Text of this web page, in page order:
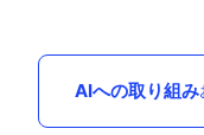
AIへの取り組み